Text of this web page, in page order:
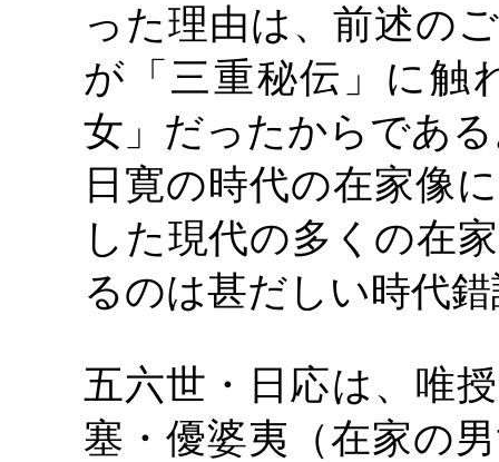
った理由は、前述の
が「三重秘伝」に触
女」だったからであ
日寛の時代の在家像
した現代の多くの在
るのは甚だしい時代
五六世・日応は、唯
塞・優婆夷（在家の